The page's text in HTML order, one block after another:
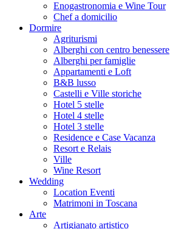
Enogastronomia e Wine Tour
Chef a domicilio
Dormire
Agriturismi
Alberghi con centro benessere
Alberghi per famiglie
Appartamenti e Loft
B&B lusso
Castelli e Ville storiche
Hotel 5 stelle
Hotel 4 stelle
Hotel 3 stelle
Residence e Case Vacanza
Resort e Relais
Ville
Wine Resort
Wedding
Location Eventi
Matrimoni in Toscana
Arte
Artigianato artistico